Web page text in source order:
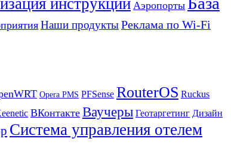
инструкции Аэропорты
Наши продуктыРеклама по Wi-Fi
Opera PMS PFSense RouterOS Ruckus
ВКонтакте Ваучеры Геотаргетинг Дизайн
Система управления отелем